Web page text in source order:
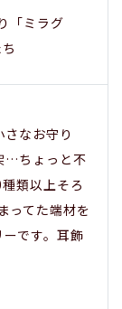
「ミラグ
なお守り
…ちょっと不
類以上そろ
ってた端材を
です。耳飾